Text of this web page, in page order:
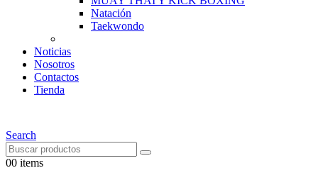
Natación
Taekwondo
Noticias
Nosotros
Contactos
Tienda
Search
00 items